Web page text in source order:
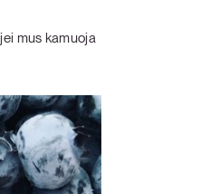
mus kamuoja